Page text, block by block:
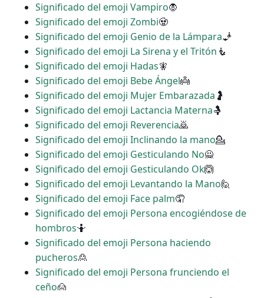
Significado del emoji Vampiro🧛
Significado del emoji Zombi🧟
Significado del emoji Genio de la Lámpara🧞
Significado del emoji La Sirena y el Tritón 🧜
Significado del emoji Hadas🧚
Significado del emoji Bebe Ángel👼
Significado del emoji Mujer Embarazada 🤰
Significado del emoji Lactancia Materna🤱
Significado del emoji Reverencia🙇
Significado del emoji Inclinando la mano💁
Significado del emoji Gesticulando No🙅
Significado del emoji Gesticulando Ok🙆
Significado del emoji Levantando la Mano🙋
Significado del emoji Face palm🤦
Significado del emoji Persona encogiéndose de
hombros🤷
Significado del emoji Persona haciendo
pucheros🙎
Significado del emoji Persona frunciendo el
ceño🙍